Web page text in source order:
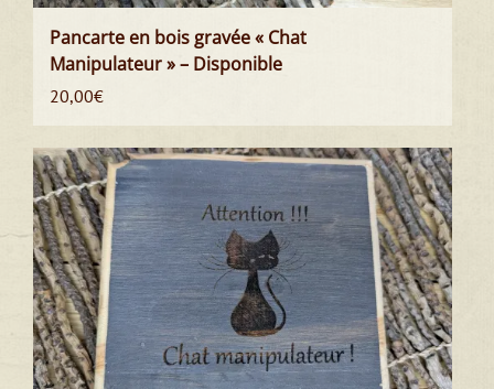
Pancarte en bois gravée « Chat
Manipulateur » – Disponible
20,00€